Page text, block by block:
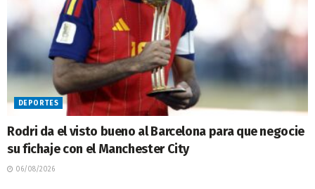
DEPORTES
Rodri da el visto bueno al Barcelona para que negocie
su fichaje con el Manchester City
06/08/2026